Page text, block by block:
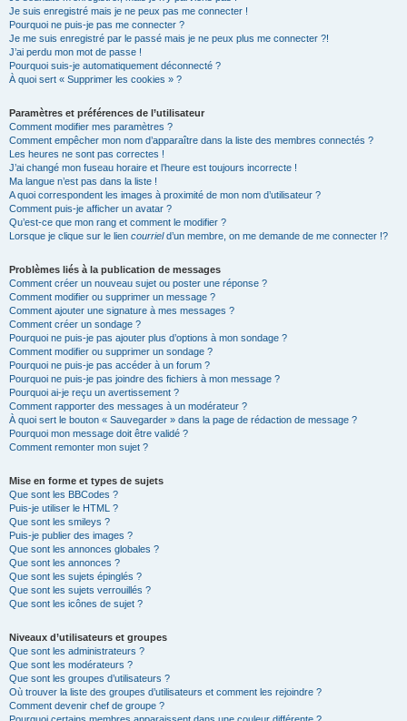
Je suis enregistré mais je ne peux pas me connecter !
Pourquoi ne puis-je pas me connecter ?
Je me suis enregistré par le passé mais je ne peux plus me connecter ?!
J’ai perdu mon mot de passe !
Pourquoi suis-je automatiquement déconnecté ?
À quoi sert « Supprimer les cookies » ?
Paramètres et préférences de l’utilisateur
Comment modifier mes paramètres ?
Comment empêcher mon nom d’apparaître dans la liste des membres connectés ?
Les heures ne sont pas correctes !
J’ai changé mon fuseau horaire et l’heure est toujours incorrecte !
Ma langue n’est pas dans la liste !
A quoi correspondent les images à proximité de mon nom d’utilisateur ?
Comment puis-je afficher un avatar ?
Qu’est-ce que mon rang et comment le modifier ?
Lorsque je clique sur le lien courrield’un membre, on me demande de me connecter !?
Problèmes liés à la publication de messages
Comment créer un nouveau sujet ou poster une réponse ?
Comment modifier ou supprimer un message ?
Comment ajouter une signature à mes messages ?
Comment créer un sondage ?
Pourquoi ne puis-je pas ajouter plus d’options à mon sondage ?
Comment modifier ou supprimer un sondage ?
Pourquoi ne puis-je pas accéder à un forum ?
Pourquoi ne puis-je pas joindre des fichiers à mon message ?
Pourquoi ai-je reçu un avertissement ?
Comment rapporter des messages à un modérateur ?
À quoi sert le bouton « Sauvegarder » dans la page de rédaction de message ?
Pourquoi mon message doit être validé ?
Comment remonter mon sujet ?
Mise en forme et types de sujets
Que sont les BBCodes ?
Puis-je utiliser le HTML ?
Que sont les smileys ?
Puis-je publier des images ?
Que sont les annonces globales ?
Que sont les annonces ?
Que sont les sujets épinglés ?
Que sont les sujets verrouillés ?
Que sont les icônes de sujet ?
Niveaux d’utilisateurs et groupes
Que sont les administrateurs ?
Que sont les modérateurs ?
Que sont les groupes d’utilisateurs ?
Où trouver la liste des groupes d’utilisateurs et comment les rejoindre ?
Comment devenir chef de groupe ?